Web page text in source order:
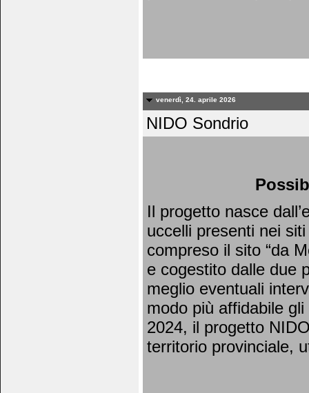
venerdì, 24. aprile 2026
NIDO Sondrio
Il progetto nasce
uccelli presenti nei
compreso il sito “da
e cogestito dalle due
meglio eventuali
modo più affidabile
2024, il progetto
territorio provinciale,